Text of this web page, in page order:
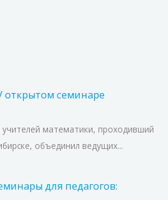
открытом семинаре
математики, проходивший
объединил ведущих...
для педагогов: